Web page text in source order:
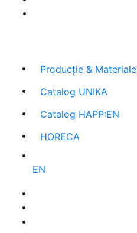
Producție & Materiale
Catalog UNIKA
Catalog HAPP:EN
HORECA
EN